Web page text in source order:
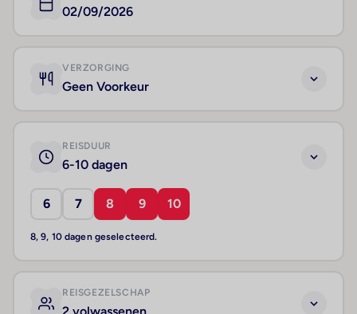
02/09/2026
VERZORGING
Geen Voorkeur
REISDUUR
6-10 dagen
6 7 8 9 10
8, 9, 10 dagen geselecteerd.
REISGEZELSCHAP